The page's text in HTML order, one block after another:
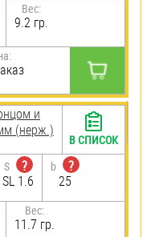
Вес:
9.2 гр.
и
(нерж.)
S
?
SL 1.6
b
?
25
Вес:
11.7 гр.
В СПИСОК